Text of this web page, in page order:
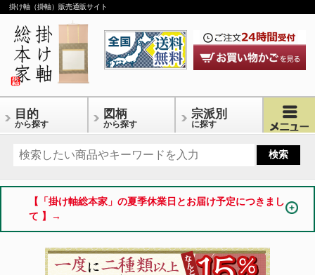
掛け軸（掛軸）販売通販サイト
目的
から探す
図柄
から探す
宗派別
に探す
【「掛け軸総本家」の夏季休業日とお届け予定につきまし
て 】→